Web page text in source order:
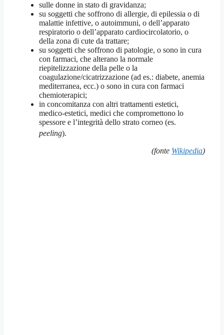
sulle donne in stato di gravidanza;
su soggetti che soffrono di allergie, di epilessia o di
malattie infettive, o autoimmuni, o dell’apparato
respiratorio o dell’apparato cardiocircolatorio, o
della zona di cute da trattare;
su soggetti che soffrono di patologie, o sono in cura
con farmaci, che alterano la normale
riepitelizzazione della pelle o la
coagulazione/cicatrizzazione (ad es.: diabete, anemia
mediterranea, ecc.) o sono in cura con farmaci
chemioterapici;
in concomitanza con altri trattamenti estetici,
medico-estetici, medici che compromettono lo
spessore e l’integrità dello strato corneo (es.
peeling).
(fonte Wikipedia)